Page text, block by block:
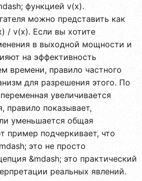
функцией v(x).
можно представить как
/ v(x). Если вы хотите
в выходной мощности и
на эффективность
времени, правило частного
для разрешения этого. По
увеличивается
правило показывает,
уменьшается общая
пример подчеркивает, что
это не просто
&mdash; это практический
реальных явлений.